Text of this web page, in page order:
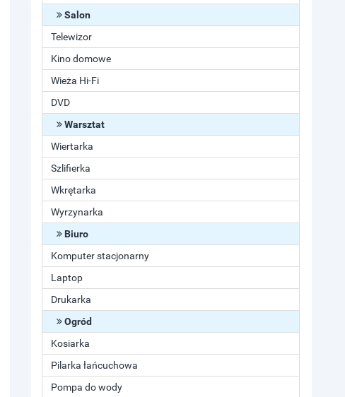
Salon
Telewizor
Kino domowe
Wieża Hi-Fi
DVD
Warsztat
Wiertarka
Szlifierka
Wkrętarka
Wyrzynarka
Biuro
Komputer stacjonarny
Laptop
Drukarka
Ogród
Kosiarka
Pilarka łańcuchowa
Pompa do wody